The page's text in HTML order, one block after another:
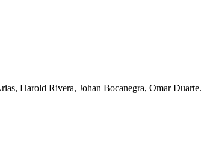
Harold Rivera, Johan Bocanegra, Omar Duarte.